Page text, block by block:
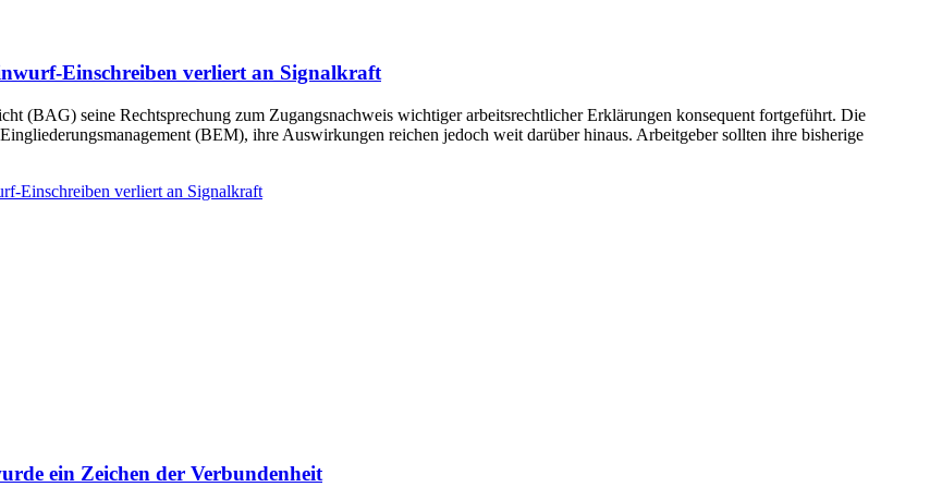
Einschreiben verliert an Signalkraft
(BAG) seine Rechtsprechung zum Zugangsnachweis wichtiger arbeitsrechtlicher Erklärungen konsequent fortgeführt. Die
(BEM), ihre Auswirkungen reichen jedoch weit darüber hinaus. Arbeitgeber sollten ihre bisherige
Einschreiben verliert an Signalkraft
ein Zeichen der Verbundenheit